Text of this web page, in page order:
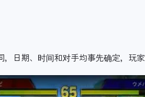
，日期、时间和对手均事先确定，玩